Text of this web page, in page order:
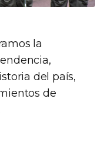
la
del país,
de